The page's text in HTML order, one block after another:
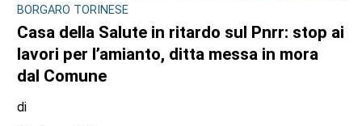
BORGARO TORINESE
Casa della Salute in ritardo sul Pnrr: stop ai
lavori per l’amianto, ditta messa in mora
dal Comune
di